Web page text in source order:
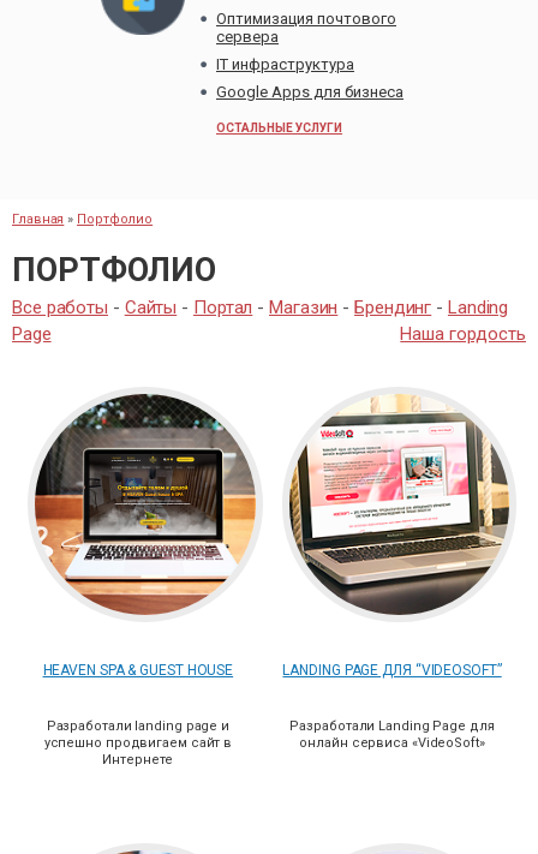
Оптимизация почтового
сервера
IT инфраструктура
Google Apps для бизнеса
ОСТАЛЬНЫЕ УСЛУГИ
Главная » Портфолио
ПОРТФОЛИО
Все работы - Сайты - Портал -Магазин -Брендинг - Landing
Page
Наша гордость
HEAVEN SPA & GUEST HOUSE
Разработали landing page и
успешно продвигаем сайт в
Интернете
LANDING PAGE ДЛЯ “VIDEOSOFT”
Разработали Landing Page для
онлайн сервиса «VideoSoft»